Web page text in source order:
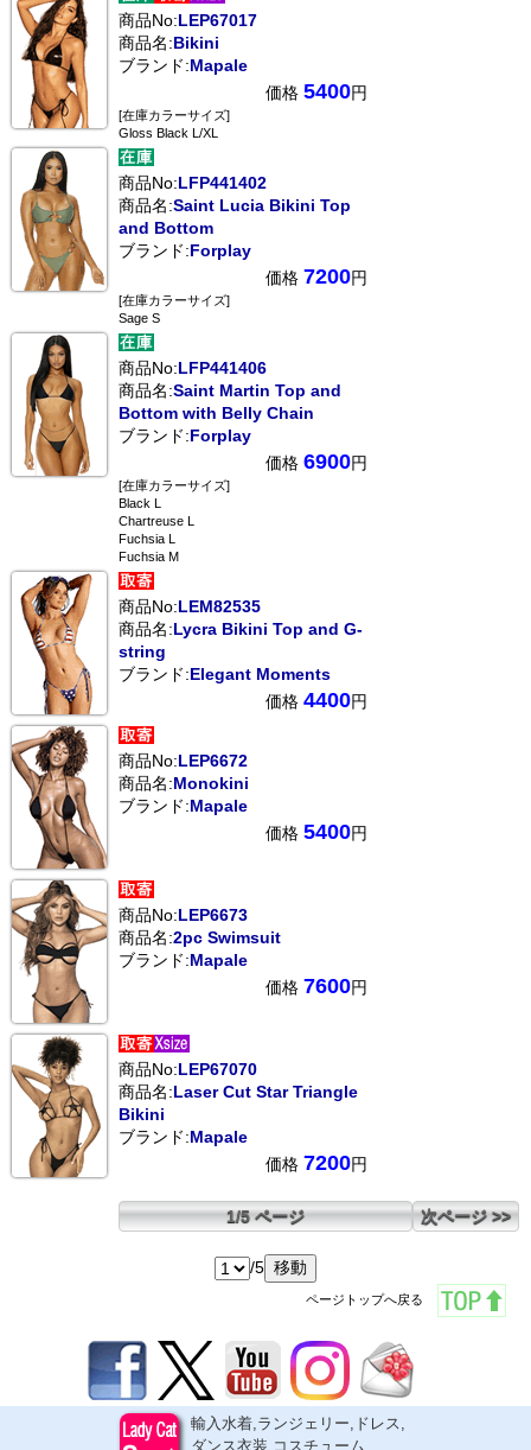
商品No:LEP67017
商品名:Bikini
ブランド:Mapale
価格 5400円
[在庫カラーサイズ]
Gloss Black L/XL
商品No:LFP441402
商品名:Saint Lucia Bikini Top
and Bottom
ブランド:Forplay
価格 7200円
[在庫カラーサイズ]
Sage S
商品No:LFP441406
商品名:Saint Martin Top and
Bottom with Belly Chain
ブランド:Forplay
価格 6900円
[在庫カラーサイズ]
Black L
Chartreuse L
Fuchsia L
Fuchsia M
商品No:LEM82535
商品名:Lycra Bikini Top and G-
string
ブランド:Elegant Moments
価格 4400円
商品No:LEP6672
商品名:Monokini
ブランド:Mapale
価格 5400円
商品No:LEP6673
商品名:2pc Swimsuit
ブランド:Mapale
価格 7600円
商品No:LEP67070
商品名:Laser Cut Star Triangle
Bikini
ブランド:Mapale
価格 7200円
1/5 ページ 次ページ >>
/5
ページトップへ戻る
輸入水着,ランジェリー,ドレス,
ダンス衣装,コスチューム